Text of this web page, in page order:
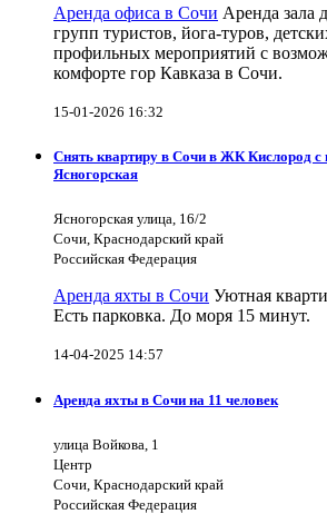
Аренда офиса в Сочи Аренда зала
групп туристов, йога-туров,
профильных мероприятий с
комфорте гор Кавказа в Сочи.
15-01-2026 16:32
Снять квартиру в Сочи в ЖК Кислород с
Ясногорская
Ясногорская улица, 16/2
Сочи, Краснодарский край
Российская Федерация
Аренда яхты в Сочи Уютная
Есть парковка. До моря 15 минут.
14-04-2025 14:57
Аренда яхты в Сочи на 11 человек
улица Войкова, 1
Центр
Сочи, Краснодарский край
Российская Федерация